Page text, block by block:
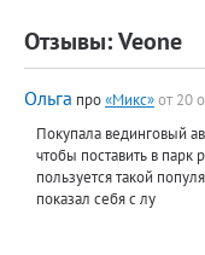
Отзывы: Veone
Ольга про«Микс»от 20
Покупала вединговый
чтобы поставить в парк
пользуется такой
показал себя с лу